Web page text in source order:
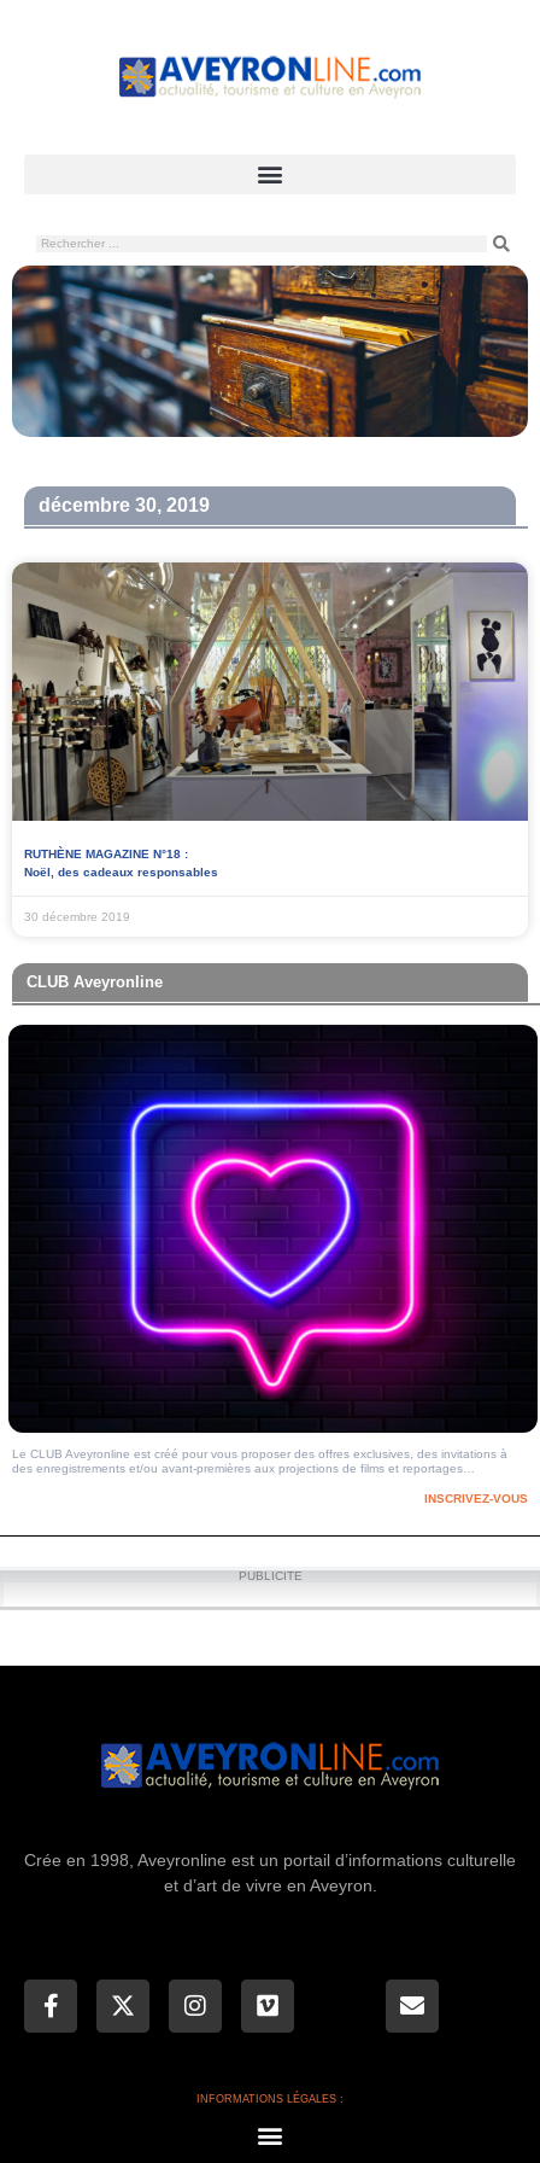
décembre 30, 2019
RUTHÈNE MAGAZINE N°18 :
Noël, des cadeaux responsables
30 décembre 2019
CLUB Aveyronline
Le CLUB Aveyronline est créé pour vous proposer des offres exclusives, des invitations à
des enregistrements et/ou avant-premières aux projections de films et reportages…
INSCRIVEZ-VOUS
PUBLICITE
Crée en 1998, Aveyronline est un portail d’informations culturelle
et d’art de vivre en Aveyron.
INFORMATIONS LÉGALES :